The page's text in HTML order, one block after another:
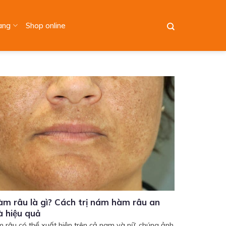
Shop online
râu là gì? Cách trị nám hàm râu an
hiệu quả